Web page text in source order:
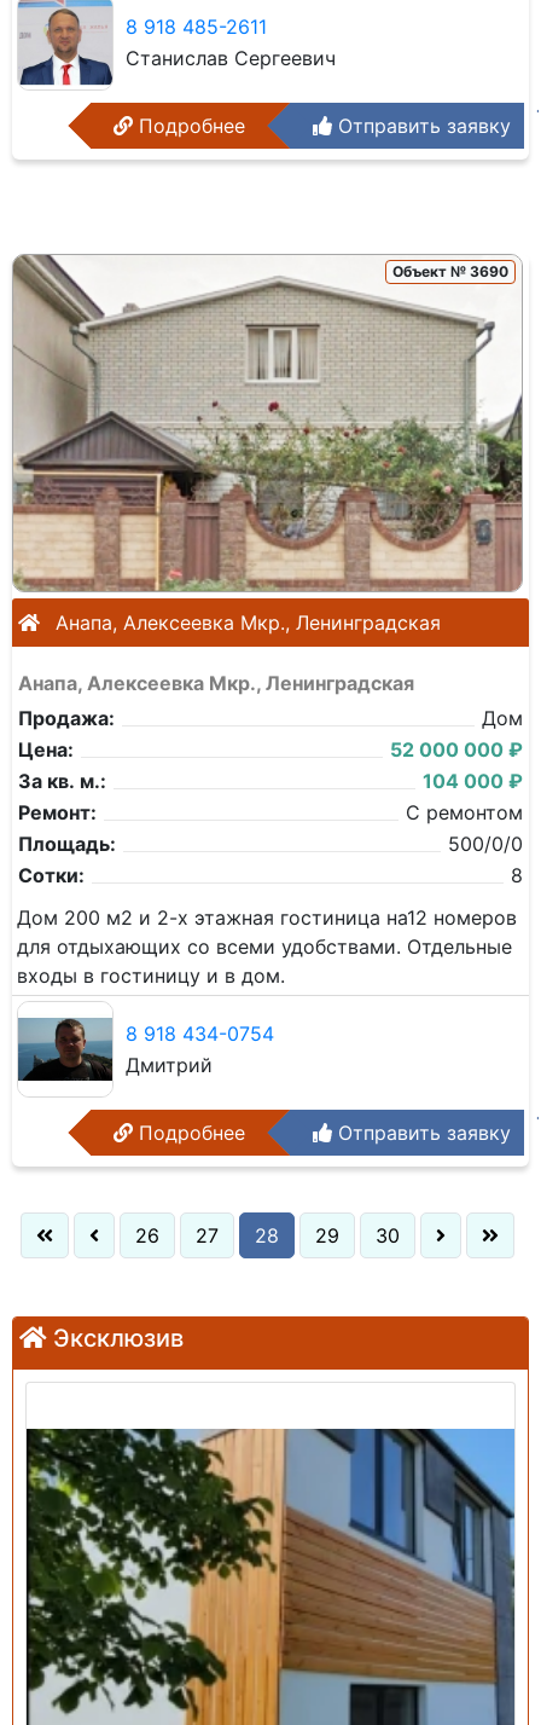
8 918 485-2611
Станислав Сергеевич
Подробнее Отправить заявку
Объект № 3690
Анапа, Алексеевка Мкр., Ленинградская
Анапа, Алексеевка Мкр., Ленинградская
Продажа:
Дом
Цена:
52 000 000 ₽
За кв. м.:
104 000 ₽
Ремонт:
С ремонтом
Площадь:
500/0/0
Сотки:
8
Дом 200 м2 и 2-х этажная гостиница на12 номеров
для отдыхающих со всеми удобствами. Отдельные
входы в гостиницу и в дом.
8 918 434-0754
Дмитрий
Подробнее Отправить заявку
26 27 28 29 30
Эксклюзив